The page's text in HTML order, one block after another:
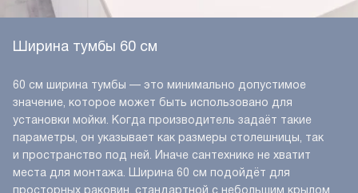
Ширина тумбы 60 см
60 см ширина тумбы — это минимально допустимое
значение, которое может быть использовано для
установки мойки. Когда производитель задаёт такие
параметры, он указывает как размеры столешницы, так
и пространство под ней. Иначе сантехнике не хватит
места для монтажа. Ширина 60 см подойдёт для
просторных раковин, стандартной с небольшим крылом